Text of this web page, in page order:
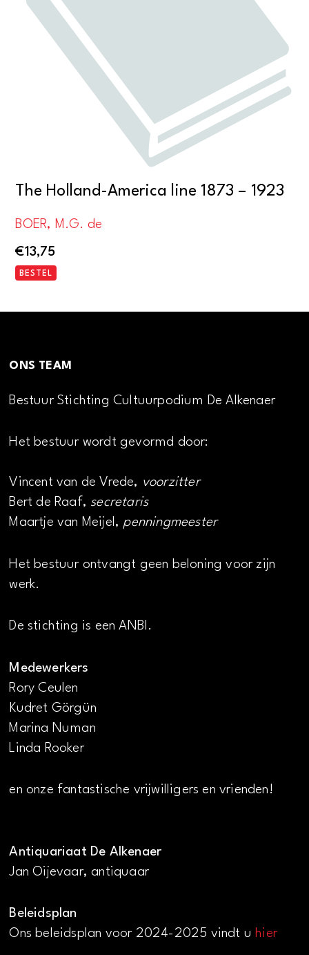
The Holland-America line 1873 – 1923
BOER, M.G. de
€13,75
BESTEL
ONS TEAM
Bestuur Stichting Cultuurpodium De Alkenaer
Het bestuur wordt gevormd door:
Vincent van de Vrede, voorzitter
Bert de Raaf, secretaris
Maartje van Meijel, penningmeester
Het bestuur ontvangt geen beloning voor zijn
werk.
De stichting is een ANBI.
Medewerkers
Rory Ceulen
Kudret Görgün
Marina Numan
Linda Rooker
en onze fantastische vrijwilligers en vrienden!
Antiquariaat De Alkenaer
Jan Oijevaar, antiquaar
Beleidsplan
Ons beleidsplan voor 2024-2025 vindt uhier